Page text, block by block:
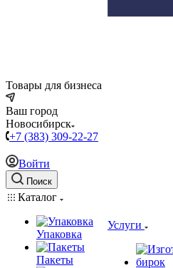
Товары для бизнеса
Ваш город
Новосибирск
+7 (383) 309-22-27
Войти
Поиск
Каталог
Упаковка
Пакеты
Услуги